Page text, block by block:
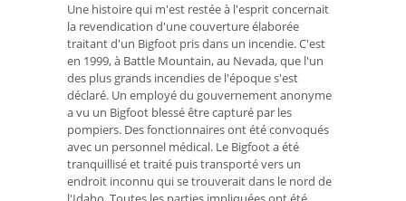
Une histoire qui m'est restée à l'esprit concernait
la revendication d'une couverture élaborée
traitant d'un Bigfoot pris dans un incendie. C'est
en 1999, à Battle Mountain, au Nevada, que l'un
des plus grands incendies de l'époque s'est
déclaré. Un employé du gouvernement anonyme
a vu un Bigfoot blessé être capturé par les
pompiers. Des fonctionnaires ont été convoqués
avec un personnel médical. Le Bigfoot a été
tranquillisé et traité puis transporté vers un
endroit inconnu qui se trouverait dans le nord de